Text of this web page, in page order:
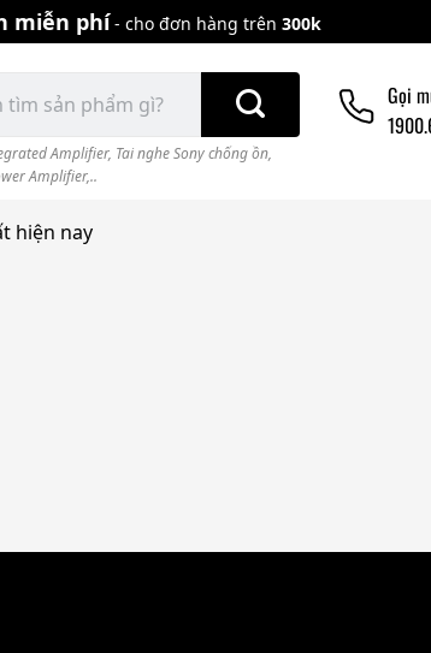
miễn phí- cho đơn hàng trên 300k
Amplifier, Tai nghe Sony chống ồn,
Amplifier,..
Gọi
hiện nay